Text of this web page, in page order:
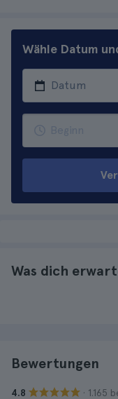
Wähle Datum
Was dich
Bewertungen
4.8 · 1.165